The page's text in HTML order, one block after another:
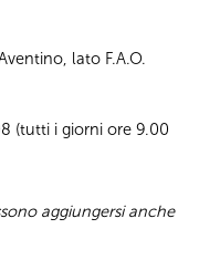
lato F.A.O.
(tutti i giorni ore 9.00
aggiungersi anche